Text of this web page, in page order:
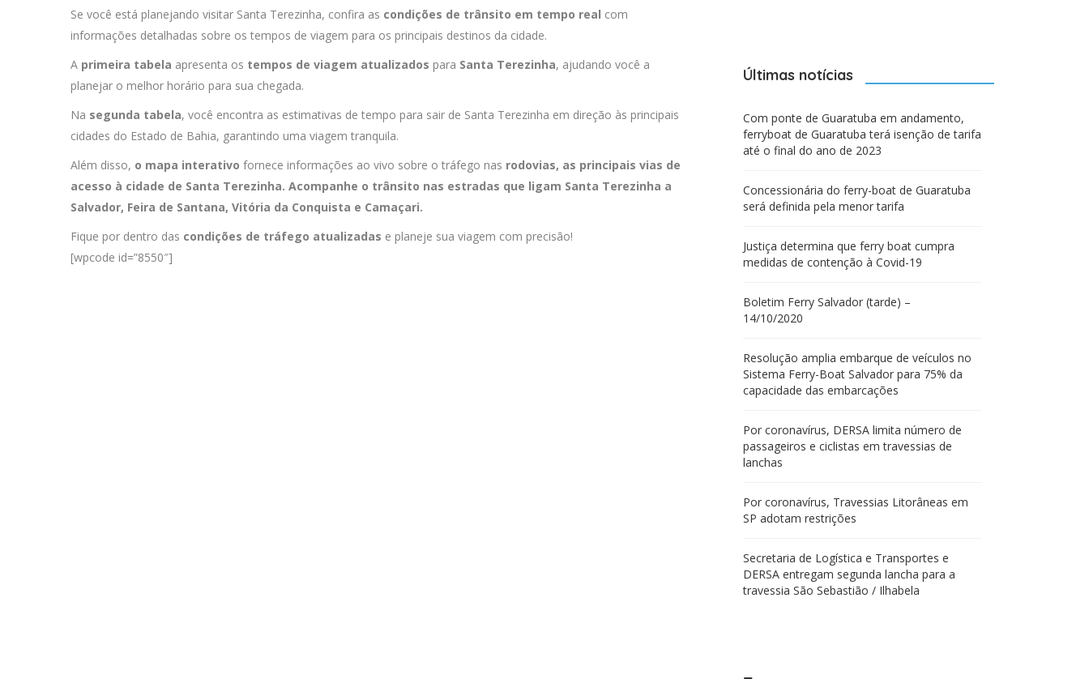
Se você está planejando visitar Santa Terezinha, confira as condições de trânsito em tempo real com
informações detalhadas sobre os tempos de viagem para os principais destinos da cidade.
A primeira tabela apresenta os tempos de viagem atualizados para Santa Terezinha, ajudando você a
planejar o melhor horário para sua chegada.
Na segunda tabela, você encontra as estimativas de tempo para sair de Santa Terezinha em direção às principais
cidades do Estado de Bahia, garantindo uma viagem tranquila.
Além disso, o mapa interativo fornece informações ao vivo sobre o tráfego nas rodovias, as principais vias de
acesso à cidade de Santa Terezinha. Acompanhe o trânsito nas estradas que ligam Santa Terezinha a
Salvador, Feira de Santana, Vitória da Conquista e Camaçari.
Fique por dentro das condições de tráfego atualizadas e planeje sua viagem com precisão!
[wpcode id=”8550″]
Últimas notícias
Com ponte de Guaratuba em andamento,
ferryboat de Guaratuba terá isenção de tarifa
até o final do ano de 2023
Concessionária do ferry-boat de Guaratuba
será definida pela menor tarifa
Justiça determina que ferry boat cumpra
medidas de contenção à Covid-19
Boletim Ferry Salvador (tarde) –
14/10/2020
Resolução amplia embarque de veículos no
Sistema Ferry-Boat Salvador para 75% da
capacidade das embarcações
Por coronavírus, DERSA limita número de
passageiros e ciclistas em travessias de
lanchas
Por coronavírus, Travessias Litorâneas em
SP adotam restrições
Secretaria de Logística e Transportes e
DERSA entregam segunda lancha para a
travessia São Sebastião / Ilhabela